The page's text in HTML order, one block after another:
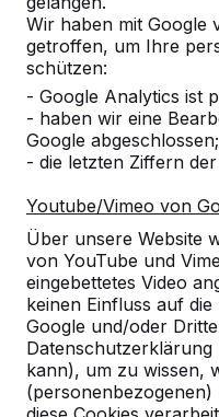
Wir haben mit Google
getroffen, um Ihre
schützen:
- Google Analytics ist
- haben wir eine
Google abgeschlossen;
- die letzten Ziffern
Youtube/Vimeo von
Über unsere Website
von YouTube und
eingebettetes Video
keinen Einfluss auf
Google und/oder
Datenschutzerklärung
kann), um zu wissen,
Kategorie
Alles anzeigen
Ort oder
Kontakt